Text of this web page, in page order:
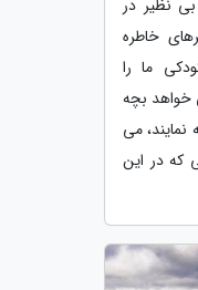
نظیر در
خاطره
ما را
خواهد بچه
می
که در این